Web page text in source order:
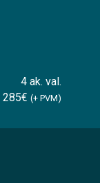
4 ak. val.
285€ (+ PVM)